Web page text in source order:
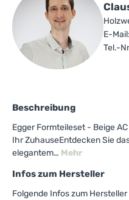
E-Mail:
Tel.-
Beschreibung
Egger Formteileset - Beige
Ihr ZuhauseEntdecken Sie
elegantem… Mehr
Infos zum Hersteller
Folgende Infos zum